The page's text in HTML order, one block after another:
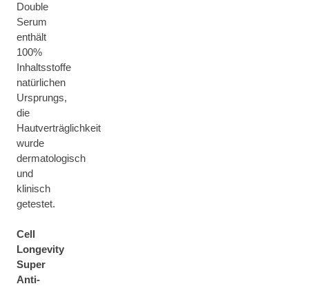
Double
Serum
enthält
100%
Inhaltsstoffe
natürlichen
Ursprungs,
die
Hautverträglichkeit
wurde
dermatologisch
und
klinisch
getestet.
Cell
Longevity
Super
Anti-